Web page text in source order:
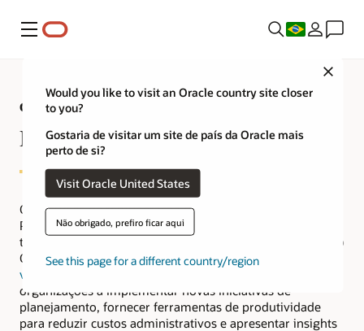
Menu
Would you like to visit an Oracle country site closer
to you?
Gostaria de visitar um site de país da Oracle mais
perto de si?
Visit Oracle United States
Não obrigado, prefiro ficar aqui
See this page for a different country/region
Oracle Sales Performance Management
Remuneração de incentivo
Os recursos de remuneração de incentivo no Oracle Sales
Performance Management (SPM) alavancam a gestão de
território e cota como parte da abordagem abrangente do
Oracle Sales paragerenciamento de desempenho de
vendas
organizações a implementar novas iniciativas de
planejamento, fornecer ferramentas de produtividade
para reduzir custos administrativos e apresentar insights